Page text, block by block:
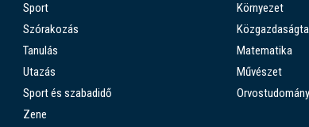
Sport
Szórakozás
Tanulás
Utazás
Sport és szabadidő
Zene
Környezet
Matematika
Művészet
Orvostudomány